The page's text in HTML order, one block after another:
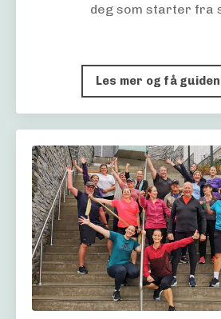
deg som starter fra
Les mer og få